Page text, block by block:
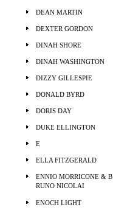
DEAN MARTIN
DEXTER GORDON
DINAH SHORE
DINAH WASHINGTON
DIZZY GILLESPIE
DONALD BYRD
DORIS DAY
DUKE ELLINGTON
E
ELLA FITZGERALD
ENNIO MORRICONE & B
RUNO NICOLAI
ENOCH LIGHT